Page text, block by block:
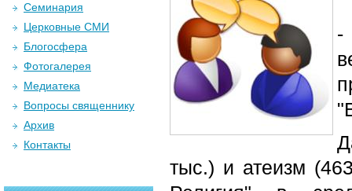
-
тыс.) и атеизм
Семинария
Церковные СМИ
Блогосфера
Фотогалерея
Медиатека
Вопросы священнику
Архив
Контакты